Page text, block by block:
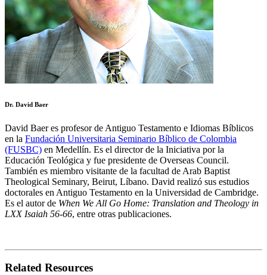
Dr. David Baer
David Baer es profesor de Antiguo Testamento e Idiomas Bíblicos
en la Fundación Universitaria Seminario Bíblico de Colombia
(FUSBC) en Medellín. Es el director de la Iniciativa por la
Educación Teológica y fue presidente de Overseas Council.
También es miembro visitante de la facultad de Arab Baptist
Theological Seminary, Beirut, Líbano. David realizó sus estudios
doctorales en Antiguo Testamento en la Universidad de Cambridge.
Es el autor de When We All Go Home: Translation and Theology in
LXX Isaiah 56-66, entre otras publicaciones.
Related Resources